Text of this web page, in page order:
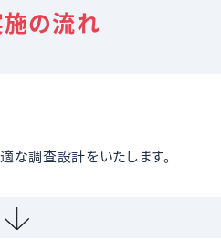
の流れ
な調査設計をいたします。